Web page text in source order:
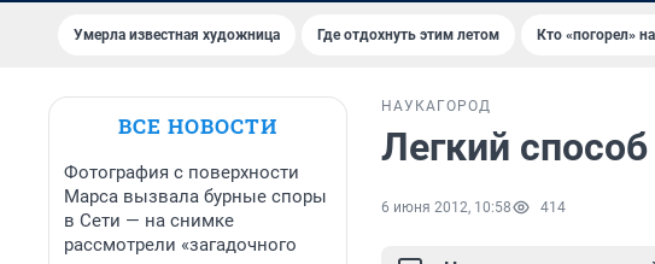
Умерла известная художница Где отдохнуть этим летом Кто «погорел»
ВСЕ НОВОСТИ
Фотография с поверхности
Марса вызвала бурные споры
в Сети — на снимке
рассмотрели «загадочного
НАУКА ГОРОД
Легкий
6 июня 2012, 10:58 414